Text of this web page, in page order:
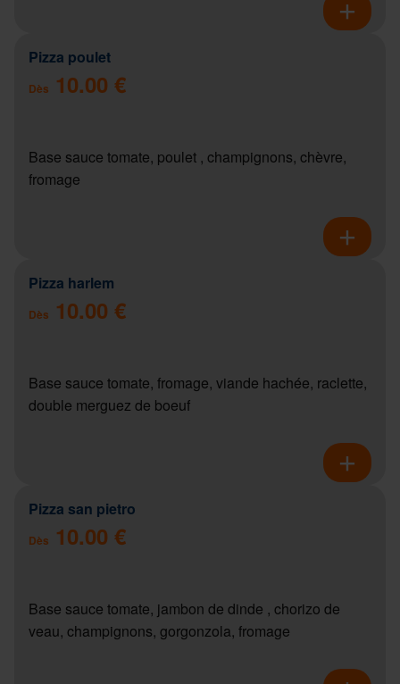
Pizza poulet
Dès 10.00 €
Base sauce tomate, poulet , champignons, chèvre,
fromage
Pizza harlem
Dès 10.00 €
Base sauce tomate, fromage, viande hachée, raclette,
double merguez de boeuf
Pizza san pietro
Dès 10.00 €
Base sauce tomate, jambon de dinde , chorizo de
veau, champignons, gorgonzola, fromage